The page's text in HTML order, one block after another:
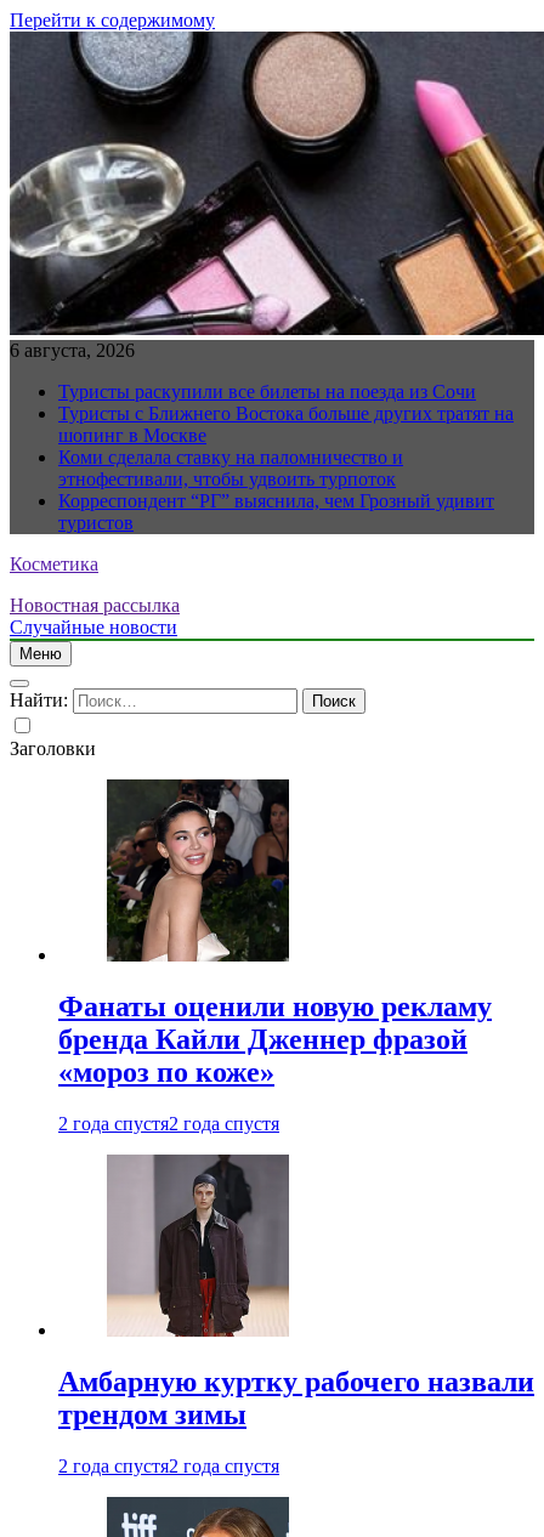
Перейти к содержимому
6 августа, 2026
Туристы раскупили все билеты на поезда из Сочи
Туристы с Ближнего Востока больше других тратят на
шопинг в Москве
Коми сделала ставку на паломничество и
этнофестивали, чтобы удвоить турпоток
Корреспондент “РГ” выяснила, чем Грозный удивит
туристов
Косметика
Новостная рассылка
Случайные новости
Меню
Найти:
Заголовки
Фанаты оценили новую рекламу
бренда Кайли Дженнер фразой
«мороз по коже»
2 года спустя2 года спустя
Амбарную куртку рабочего назвали
трендом зимы
2 года спустя2 года спустя